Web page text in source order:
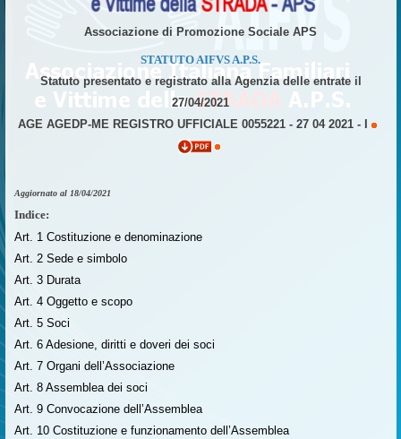
Associazione di Promozione Sociale APS
STATUTO AIFVS A.P.S.
Statuto presentato e registrato alla Agenzia delle entrate il
27/04/2021
AGE AGEDP-ME REGISTRO UFFICIALE 0055221 - 27 04 2021 - I
Aggiornato al 18/04/2021
Indice:
Art. 1 Costituzione e denominazione
Art. 2 Sede e simbolo
Art. 3 Durata
Art. 4 Oggetto e scopo
Art. 5 Soci
Art. 6 Adesione, diritti e doveri dei soci
Art. 7 Organi dell’Associazione
Art. 8 Assemblea dei soci
Art. 9 Convocazione dell’Assemblea
Art. 10 Costituzione e funzionamento dell’Assemblea